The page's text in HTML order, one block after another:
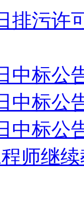
排污许
中标公
中标公
中标公
师继